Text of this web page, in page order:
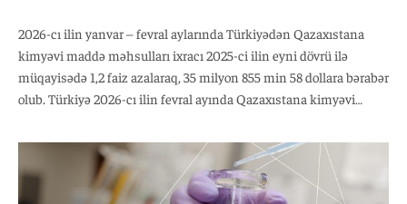
2026-cı ilin yanvar – fevral aylarında Türkiyədən Qazaxıstana
kimyəvi maddə məhsulları ixracı 2025-ci ilin eyni dövrü ilə
müqayisədə 1,2 faiz azalaraq, 35 milyon 855 min 58 dollara bərabər
olub. Türkiyə 2026-cı ilin fevral ayında Qazaxıstana kimyəvi
13,2 faiz artaraq, 19 milyon 938 min 53 dollara çatdırıb.